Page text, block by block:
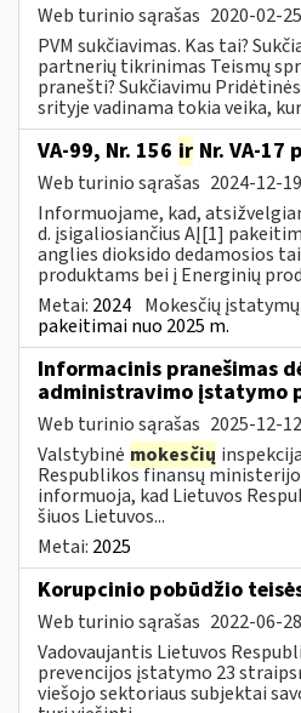
Web turinio sąrašas 2020-02-25
PVM sukčiavimas. Kas tai?
partnerių tikrinimas Teismų
pranešti? Sukčiavimu
srityje vadinama tokia veika,
VA-99, Nr. 156 ir Nr. VA-17
Web turinio sąrašas 2024-12-19
Informuojame, kad,
d. įsigaliosiančius AĮ[1]
anglies dioksido dedamosios
produktams bei į Energinių
Metai: 2024 Mokesčių
pakeitimai nuo 2025 m.
Informacinis pranešimas
administravimo įstatymo
Web turinio sąrašas 2025-12-12
Valstybinė mokesčių
Respublikos finansų
informuoja, kad Lietuvos
šiuos Lietuvos...
Metai: 2025
Korupcinio pobūdžio
Web turinio sąrašas 2022-06-28
Vadovaujantis Lietuvos
prevencijos įstatymo 23
viešojo sektoriaus subjektai